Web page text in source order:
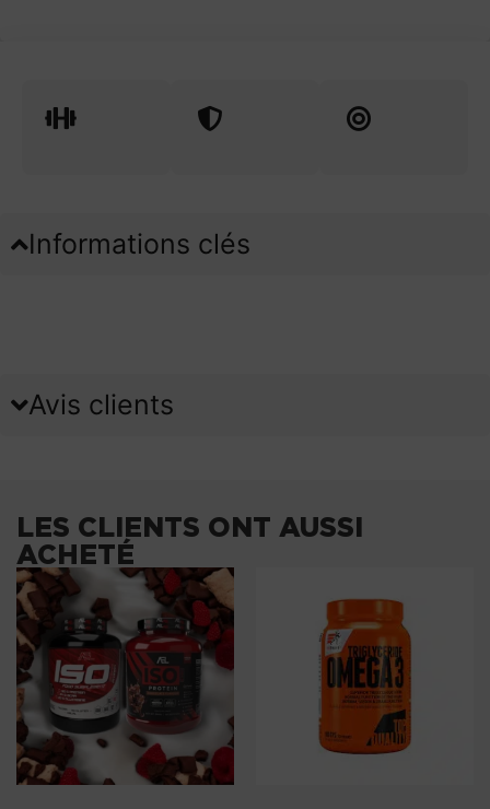
Informations clés
Avis clients
LES CLIENTS ONT AUSSI
ACHETÉ